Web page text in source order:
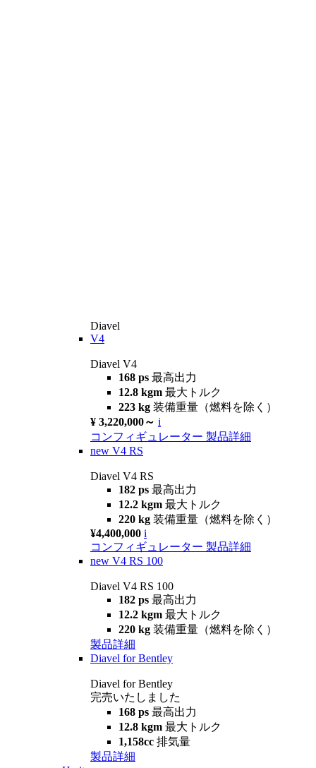
Diavel
V4
Diavel V4
168 ps 最高出力
12.8 kgm 最大トルク
223 kg 装備重量（燃料を除く）
¥ 3,220,000～ i
コンフィギュレーター 製品詳細
new V4 RS
Diavel V4 RS
182 ps 最高出力
12.2 kgm 最大トルク
220 kg 装備重量（燃料を除く）
¥4,400,000 i
コンフィギュレーター 製品詳細
new V4 RS 100
Diavel V4 RS 100
182 ps 最高出力
12.2 kgm 最大トルク
220 kg 装備重量（燃料を除く）
製品詳細
Diavel for Bentley
Diavel for Bentley
完売いたしました
168 ps 最高出力
12.8 kgm 最大トルク
1,158cc 排気量
製品詳細